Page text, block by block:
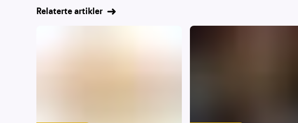
Relaterte artikler